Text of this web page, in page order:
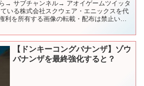
→ サブチャンネル→ アオイゲームツイッタ
いる株式会社スクウェア・エニックスを代
利を所有する画像の転載・配布は禁止いた
【ドンキーコングバナンザ】ゾウ
バナンザを最終強化すると？